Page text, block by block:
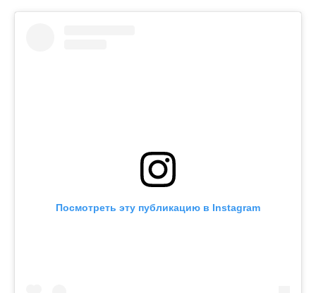
Посмотреть эту публикацию в Instagram